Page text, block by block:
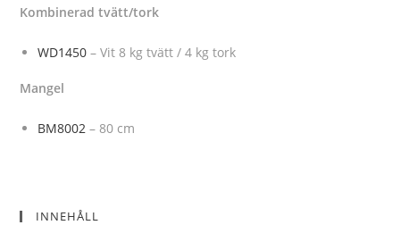
Kombinerad tvätt/tork
WD1450 – Vit 8 kg tvätt / 4 kg tork
Mangel
BM8002 – 80 cm
INNEHÅLL